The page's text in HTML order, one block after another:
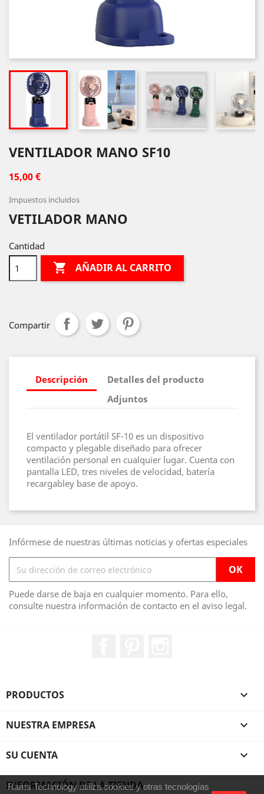
VENTILADOR MANO SF10
15,00 €
Impuestos incluidos
VETILADOR MANO
Cantidad
 AÑADIR AL CARRITO
Compartir
Descripción
Detalles del producto
Adjuntos
El ventilador portátil SF‑10 es un dispositivo
compacto y plegable diseñado para ofrecer
ventilación personal en cualquier lugar. Cuenta con
pantalla LED, tres niveles de velocidad, batería
recargabley base de apoyo.
Infórmese de nuestras últimas noticias y ofertas especiales
Puede darse de baja en cualquier momento. Para ello,
consulte nuestra información de contacto en el aviso legal.
PRODUCTOS 
NUESTRA EMPRESA 
SU CUENTA 
INFORMACIÓN DE LA TIENDA
Rams Technology utiliza cookies y otras tecnologías